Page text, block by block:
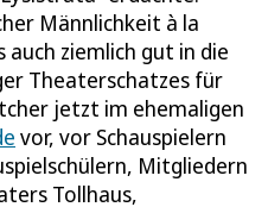
Männlichkeit à la
ziemlich gut in die
Theaterschatzes für
jetzt im ehemaligen
vor, vor Schauspielern
Mitgliedern
Tollhaus,